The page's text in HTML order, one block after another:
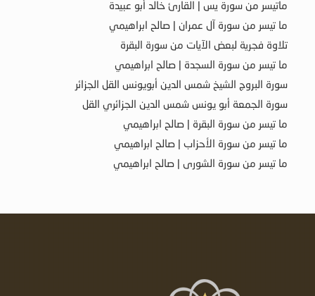
ماتيسر من سورة يس | القارئ خالد أبو عبيدة
ما تيسر من سورة آل عمران | صالح ابراهيمي
تلاوة فجرية لبعض الآيات من سورة البقرة
ما تيسر من سورة السجدة | صالح ابراهيمي
سورة البروج الشيخ شمس الدين أبويونس القل الجزائر
سورة الجمعة أبو يونس شمس الدين الجزائري القل
ما تيسر من سورة البقرة | صالح ابراهيمي
ما تيسر من سورة الأحزاب | صالح ابراهيمي
ما تيسر من سورة الشورى | صالح ابراهيمي